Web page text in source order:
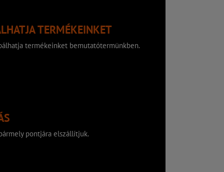
TERMÉKEINKET
termékeinket bemutatótermünkben.
pontjára elszállítjuk.